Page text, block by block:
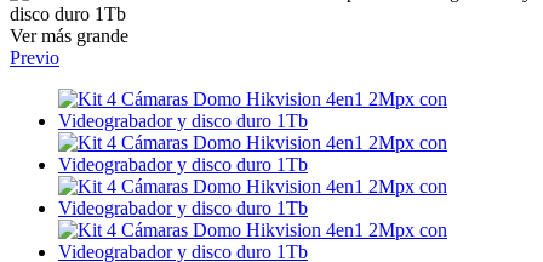
Ver más grande
Previo